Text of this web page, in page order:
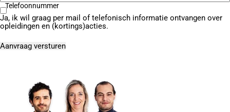
Telefoonnummer
Ja, ik wil graag per mail of telefonisch informatie ontvangen over
opleidingen en (kortings)acties.